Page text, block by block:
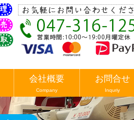
会社概要
Company
お問合せ
Inquriy